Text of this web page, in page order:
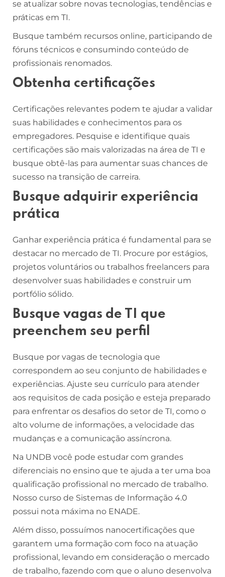
se atualizar sobre novas tecnologias, tendências e
práticas em TI.
Busque também recursos online, participando de
fóruns técnicos e consumindo conteúdo de
profissionais renomados.
Obtenha certificações
Certificações relevantes podem te ajudar a validar
suas habilidades e conhecimentos para os
empregadores. Pesquise e identifique quais
certificações são mais valorizadas na área de TI e
busque obtê-las para aumentar suas chances de
sucesso na transição de carreira.
Busque adquirir experiência
prática
Ganhar experiência prática é fundamental para se
destacar no mercado de TI. Procure por estágios,
projetos voluntários ou trabalhos freelancers para
desenvolver suas habilidades e construir um
portfólio sólido.
Busque vagas de TI que
preenchem seu perfil
Busque por vagas de tecnologia que
correspondem ao seu conjunto de habilidades e
experiências. Ajuste seu currículo para atender
aos requisitos de cada posição e esteja preparado
para enfrentar os desafios do setor de TI, como o
alto volume de informações, a velocidade das
mudanças e a comunicação assíncrona.
Na UNDB você pode estudar com grandes
diferenciais no ensino que te ajuda a ter uma boa
qualificação profissional no mercado de trabalho.
Nosso curso de Sistemas de Informação 4.0
possui nota máxima no ENADE.
Além disso, possuímos nanocertificações que
garantem uma formação com foco na atuação
profissional, levando em consideração o mercado
de trabalho, fazendo com que o aluno desenvolva